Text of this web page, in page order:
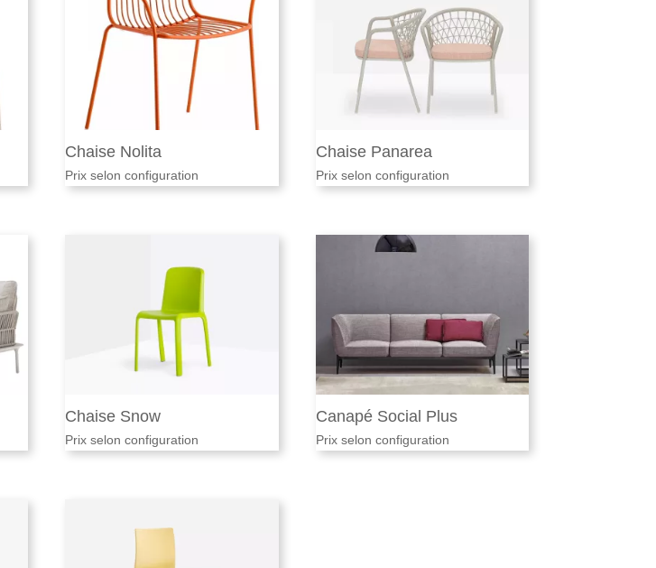
Chaise Nolita
Prix selon configuration
Chaise Panarea
Prix selon configuration
Chaise Snow
Prix selon configuration
Canapé Social Plus
Prix selon configuration